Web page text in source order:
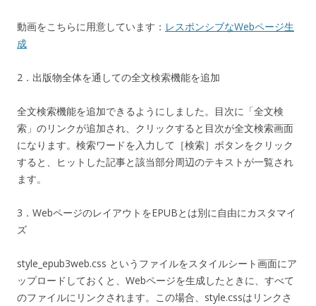
動画をこちらに用意しています： レスポンシブなWebページ生
成
2．出版物全体を通しての全文検索機能を追加
全文検索機能を追加できるようにしました。目次に「全文検
索」のリンクが追加され、クリックすると目次が全文検索画面
になります。検索ワードを入力して［検索］ボタンをクリック
すると、ヒットした記事と該当部分周辺のテキストが一覧され
ます。
3．WebページのレイアウトをEPUBとは別に自由にカスタマイ
ズ
style_epub3web.css というファイルをスタイルシート画面にア
ップロードしておくと、Webページを生成したときに、すべて
のファイルにリンクされます。この場合、style.cssはリンクさ